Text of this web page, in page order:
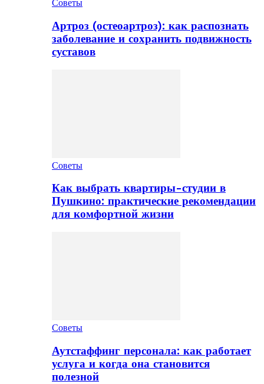
Советы
Артроз (остеоартроз): как распознать
заболевание и сохранить подвижность
суставов
Советы
Как выбрать квартиры-студии в
Пушкино: практические рекомендации
для комфортной жизни
Советы
Аутстаффинг персонала: как работает
услуга и когда она становится
полезной